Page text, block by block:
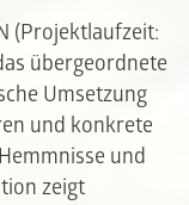
(Projektlaufzeit:
übergeordnete
Umsetzung
und konkrete
und
zeigt